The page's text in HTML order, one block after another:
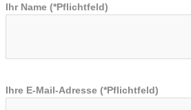
Ihr Name (*Pflichtfeld)
Ihre E-Mail-Adresse (*Pflichtfeld)